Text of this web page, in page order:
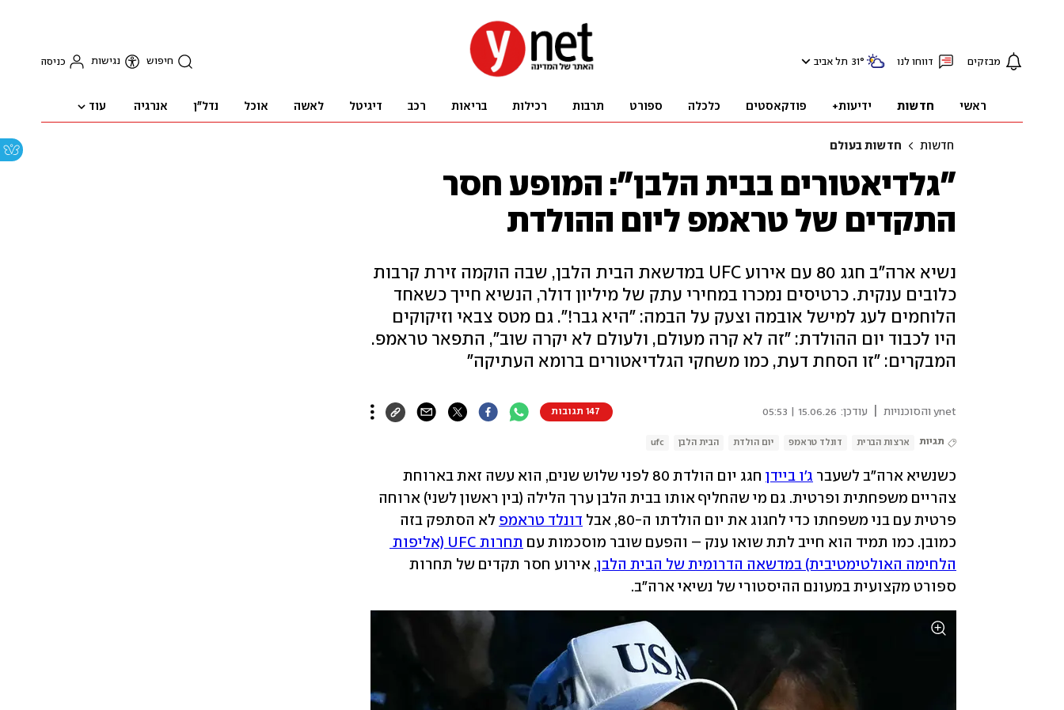
מבזקים דווחו לנו 31° תל אביב חיפוש נגישות כניסה
ראשי חדשות ידיעות+ פודקאסטים כלכלה ספורט תרבות רכילות בריאות רכב דיגיטל לאשה אוכל נדל"ן אנרגיה עוד
חדשות חדשות בעולם
"גלדיאטורים בבית הלבן": המופע חסר
התקדים של טראמפ ליום ההולדת
נשיא ארה"ב חגג 80 עם אירוע UFC במדשאת הבית הלבן, שבה הוקמה זירת קרבות
כלובים ענקית. כרטיסים נמכרו במחירי עתק של מיליון דולר, הנשיא חייך כשאחד
הלוחמים לעג למישל אובמה וצעק על הבמה: "היא גבר!". גם מטס צבאי וזיקוקים
היו לכבוד יום ההולדת: "זה לא קרה מעולם, ולעולם לא יקרה שוב", התפאר טראמפ.
המבקרים: "זו הסחת דעת, כמו משחקי הגלדיאטורים ברומא העתיקה"
ynet והסוכנויות עודכן: 15.06.26 | 05:53 147 תגובות
תגיות ארצות הברית דונלד טראמפ יום הולדת הבית הלבן ufc
כשנשיא ארה"ב לשעבר ג'ו ביידן
פרטית עם בני משפחתו כדי לחגוג את יום הולדתו ה-80, אבל
דונלד טראמפ
כמובן. כמו תמיד הוא חייב לתת שואו ענק – והפעם שובר מוסכמות עם
הלחימה האולטימטיבית) במדשאה הדרומית של הבית הלבן
ספורט מקצועית במעונם ההיסטורי של נשיאי ארה"ב.